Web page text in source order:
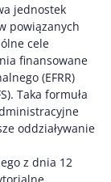
jednostek
powiązanych
cele
finansowane
(EFRR)
Taka formuła
oddziaływanie
z dnia 12